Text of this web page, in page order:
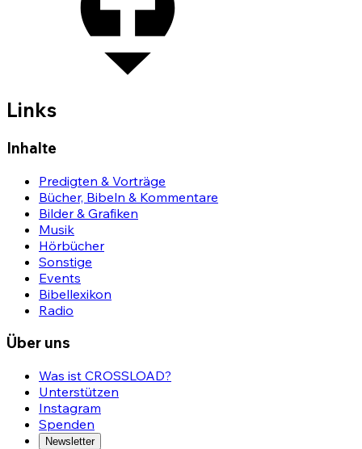
Links
Inhalte
Predigten & Vorträge
Bücher, Bibeln & Kommentare
Bilder & Grafiken
Musik
Hörbücher
Sonstige
Events
Bibellexikon
Radio
Über uns
Was ist CROSSLOAD?
Unterstützen
Instagram
Spenden
Newsletter